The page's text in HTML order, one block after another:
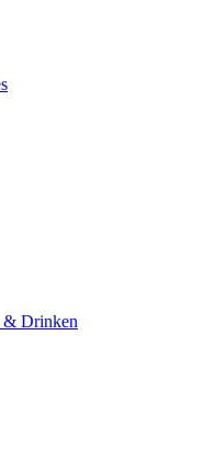
& Drinken